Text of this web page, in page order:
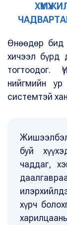
Өнөөдөр бид
хичээл бүрд
тогтоодог.
нийгмийн
системтэй
буй
чаддаг,
хүрч